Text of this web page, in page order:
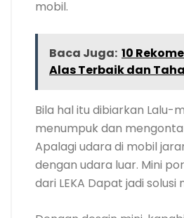
dengan udara luar. Mini
Dengan desain mini,
menyaring udara double
partikel asing mulai dari
kotoran hingga
virus yang berukuran
Pengoperasian juga